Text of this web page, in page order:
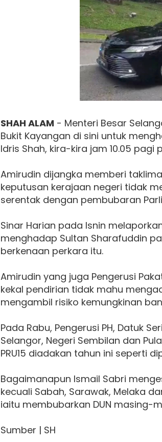
SHAH ALAM - Menteri Besar
Bukit Kayangan di sini untuk
Idris Shah, kira-kira jam 10.05 pagi
Amirudin dijangka memberi
keputusan kerajaan negeri tidak
serentak dengan pembubaran
Sinar Harian pada Isnin
menghadap Sultan Sharafuddin
berkenaan perkara itu.
Amirudin yang juga Pengerusi
kekal pendirian tidak mahu
mengambil risiko kemungkinan
Pada Rabu, Pengerusi PH, Datuk
Selangor, Negeri Sembilan dan
PRU15 diadakan tahun ini seperti
Bagaimanapun Ismail Sabri
kecuali Sabah, Sarawak, Melaka
iaitu membubarkan DUN masing-
Sumber | SH